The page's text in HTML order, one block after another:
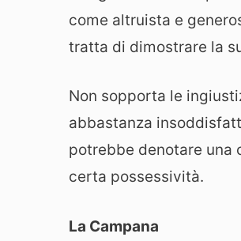
come altruista e
tratta di dimostrare la
Non sopporta le
abbastanza
potrebbe denotare
certa possessività.
La Campana